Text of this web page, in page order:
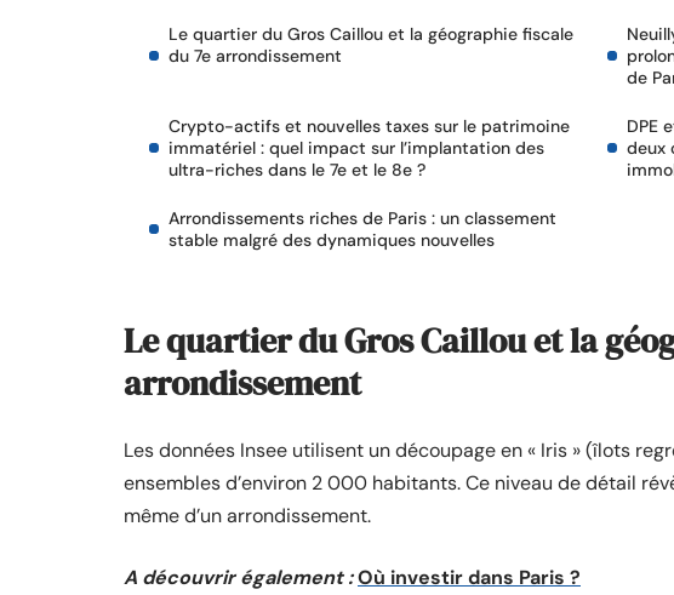
Le quartier du Gros Caillou et la géographie fiscale
du 7e arrondissement
de
Crypto-actifs et nouvelles taxes sur le patrimoine
immatériel : quel impact sur l’implantation des
ultra-riches dans le 7e et le 8e ?
DPE
deux
Arrondissements riches de Paris : un classement
stable malgré des dynamiques nouvelles
Le quartier du Gros Caillou et la
arrondissement
Les données Insee utilisent un découpage en « Iris » (îlots
ensembles d’environ 2 000 habitants. Ce niveau de détail
même d’un arrondissement.
A découvrir également :Où investir dans Paris ?